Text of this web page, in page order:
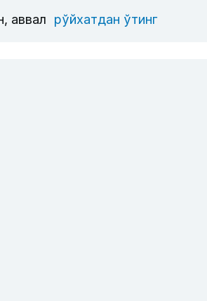
аввал рўйхатдан ўтинг